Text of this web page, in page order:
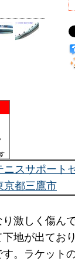
ニスサポート
京都三鷹市
激しく傷ん
地が出てお
。ラケット